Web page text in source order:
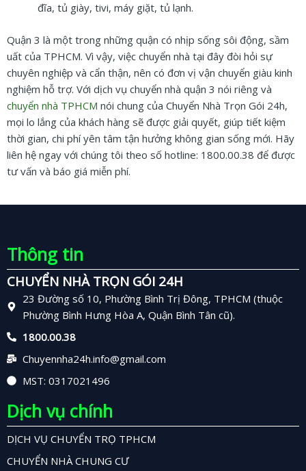
đĩa, tủ giày, tivi, máy giặt, tủ lạnh.
Quận 3 là một trong những quận có nhịp sống sôi động, sầm
uất của TPHCM. Vì vậy, việc chuyển nhà tại đây đòi hỏi sự
chuyên nghiệp và cẩn thận, nên có đơn vị vận chuyển giàu kinh
nghiệm hỗ trợ. Với dịch vụ chuyển nhà quận 3 nói riêng và
chuyển nhà TPHCM nói chung của Chuyển Nhà Trọn Gói 24h,
mọi lo lắng của khách hàng sẽ được giải quyết, giúp tiết kiệm
thời gian, chi phí yên tâm tận hưởng không gian sống mới. Hãy
liên hệ ngay với chúng tôi theo số hotline: 1800.00.38 để được
tư vấn và báo giá miễn phí.
Thông tin
CHUYỂN NHÀ TRỌN GÓI 24H
23 Đường số 10, Phường Bình Trị Đông, TPHCM (thuộc
Phường Bình Hưng Hòa A, Quận Bình Tân cũ).
1800.00.38
Chuyennha24h.info@gmail.com
MST: 0317021496
Dịch vụ chính
DỊCH VỤ CHUYỂN TRỌ TPHCM
CHUYỂN NHÀ CHUNG CƯ